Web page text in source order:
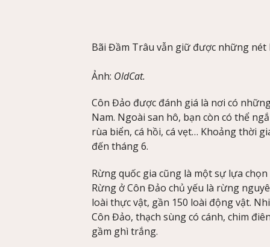
Bãi Đầm Trâu vẫn giữ được những nét
Ảnh: OldCat.
Côn Đảo được đánh giá là nơi có
Nam. Ngoài san hô, bạn còn có thể
rùa biển, cá hồi, cá vẹt… Khoảng thời
đến tháng 6.
Rừng quốc gia cũng là một sự lựa
Rừng ở Côn Đảo chủ yếu là rừng
loài thực vật, gần 150 loài động vật.
Côn Đảo, thạch sùng có cánh, chim
gầm ghì trắng.